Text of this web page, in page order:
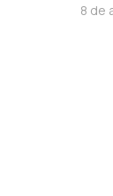
8 de